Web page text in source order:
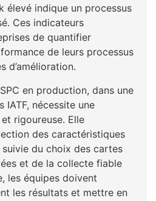
élevé indique un processus
Ces indicateurs
de quantifier
de leurs processus
d’amélioration.
en production, dans une
IATF, nécessite une
rigoureuse. Elle
des caractéristiques
du choix des cartes
et de la collecte fiable
les équipes doivent
les résultats et mettre en